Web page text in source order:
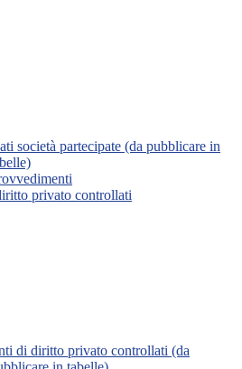
società partecipate (da pubblicare in
privato controllati
di diritto privato controllati (da